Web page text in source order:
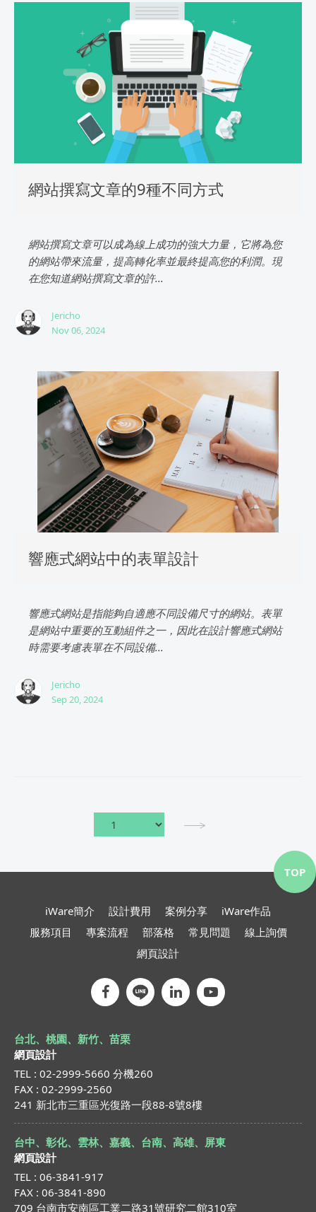
網站撰寫文章的9種不同方式
網站撰寫文章可以成為線上成功的強大力量，它將為您
的網站帶來流量，提高轉化率並最終提高您的利潤。現
在您知道網站撰寫文章的許...
Jericho
Nov 06, 2024
響應式網站中的表單設計
響應式網站是指能夠自適應不同設備尺寸的網站。表單
是網站中重要的互動組件之一，因此在設計響應式網站
時需要考慮表單在不同設備...
Jericho
Sep 20, 2024
iWare簡介 設計費用 案例分享
iWare作品
服務項目
專案流程 部落格 常見問題
線上詢價
網頁設計
台北、桃園、新竹、苗栗
網頁設計
TEL : 02-2999-5660 分機260
FAX : 02-2999-2560
241 新北市三重區光復路一段88-8號8樓
台中、彰化、雲林、嘉義、台南、高雄、屏東
網頁設計
TEL : 06-3841-917
FAX : 06-3841-890
709 台南市安南區工業二路31號研究二館310室
TOP